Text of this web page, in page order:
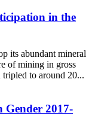
in the
its abundant mineral
of mining in gross
to around 20...
2017-